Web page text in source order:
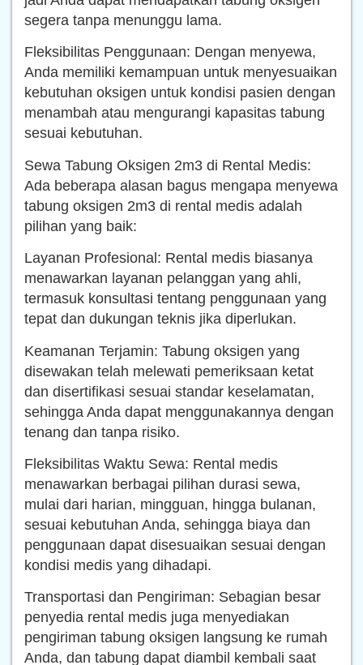
segera tanpa menunggu lama.
Fleksibilitas Penggunaan: Dengan menyewa,
Anda memiliki kemampuan untuk menyesuaikan
kebutuhan oksigen untuk kondisi pasien dengan
menambah atau mengurangi kapasitas tabung
sesuai kebutuhan.
Sewa Tabung Oksigen 2m3 di Rental Medis:
Ada beberapa alasan bagus mengapa menyewa
tabung oksigen 2m3 di rental medis adalah
pilihan yang baik:
Layanan Profesional: Rental medis biasanya
menawarkan layanan pelanggan yang ahli,
termasuk konsultasi tentang penggunaan yang
tepat dan dukungan teknis jika diperlukan.
Keamanan Terjamin: Tabung oksigen yang
disewakan telah melewati pemeriksaan ketat
dan disertifikasi sesuai standar keselamatan,
sehingga Anda dapat menggunakannya dengan
tenang dan tanpa risiko.
Fleksibilitas Waktu Sewa: Rental medis
menawarkan berbagai pilihan durasi sewa,
mulai dari harian, mingguan, hingga bulanan,
sesuai kebutuhan Anda, sehingga biaya dan
penggunaan dapat disesuaikan sesuai dengan
kondisi medis yang dihadapi.
Transportasi dan Pengiriman: Sebagian besar
penyedia rental medis juga menyediakan
pengiriman tabung oksigen langsung ke rumah
Anda, dan tabung dapat diambil kembali saat